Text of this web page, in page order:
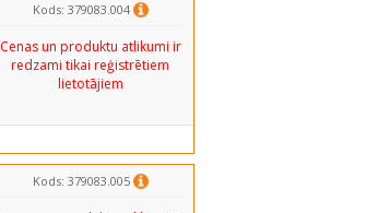
Kods: 379083.004
Cenas un produktu atlikumi ir
redzami tikai reģistrētiem
lietotājiem
Kods: 379083.005